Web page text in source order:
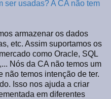
ser usadas? A CA não tem
armazenar os dados
etc. Assim suportamos os
como Oracle, SQL
Nós da CA não temos um
não temos intenção de ter.
Isso nos ajuda a criar
em diferentes